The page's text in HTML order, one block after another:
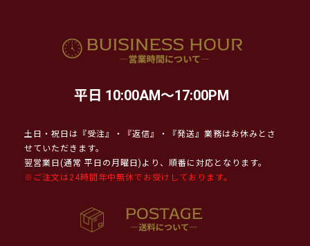
平日 10:00AM～17:00PM
土日・祝日は『受注』・『返信』・『発送』業務はお休みとさ
せていただきます。
翌営業日(通常 平日の月曜日)より、順番に対応となります。
※ご注文は24時間年中無休でお受けしております。